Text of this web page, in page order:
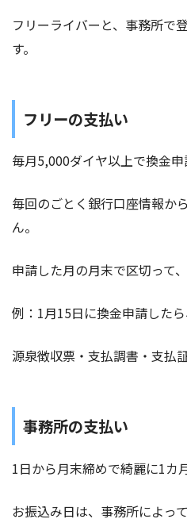
フリーライバーと、事務所で
す。
フリーの支払い
毎月5,000ダイヤ以上で換金申
毎回のごとく銀行口座情報か
ん。
申請した月の月末で区切って
例：1月15日に換金申請した
源泉徴収票・支払調書・支払
事務所の支払い
1日から月末締めで綺麗に1カ
お振込み日は、事務所によっ